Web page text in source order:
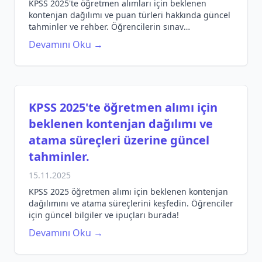
KPSS 2025'te öğretmen alımları için beklenen
kontenjan dağılımı ve puan türleri hakkında güncel
tahminler ve rehber. Öğrencilerin sınav
hazırlıklarına yönelik bilgilendirici içerik.
Devamını Oku →
KPSS 2025'te öğretmen alımı için
beklenen kontenjan dağılımı ve
atama süreçleri üzerine güncel
tahminler.
15.11.2025
KPSS 2025 öğretmen alımı için beklenen kontenjan
dağılımını ve atama süreçlerini keşfedin. Öğrenciler
için güncel bilgiler ve ipuçları burada!
Devamını Oku →